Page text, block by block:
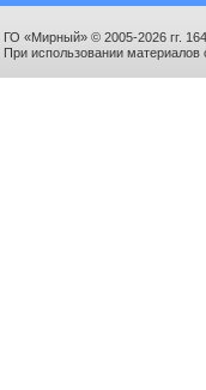
ГО «Мирный» © 2005-2026 гг.
При использовании материалов